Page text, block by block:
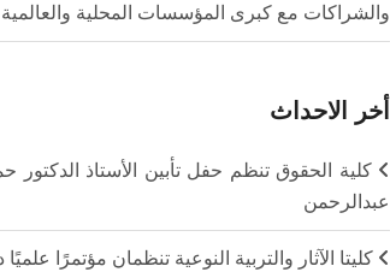
والشراكات مع كبرى المؤسسات المحلية والعالمية
أخر الاحداث
كلية الحقوق تنظم حفل تأبين الأستاذ الدكتور
عبدالرحمن
كليتا الآثار والتربية النوعية تنظمان مؤتمرًا علميًا